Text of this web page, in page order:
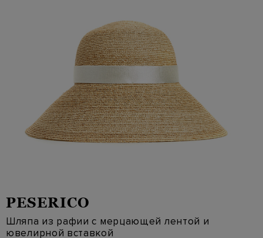
PESERICO
Шляпа из рафии с мерцающей лентой и
ювелирной вставкой